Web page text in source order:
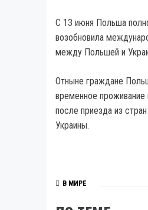
С 13 июня Польша
возобновила
между Польшей и
Отныне граждане
временное
после приезда из
Украины.
В МИРЕ